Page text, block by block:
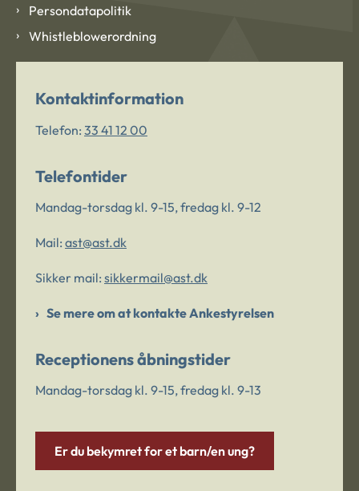
Persondatapolitik
Whistleblowerordning
Kontaktinformation
Telefon: 33 41 12 00
Telefontider
Mandag-torsdag kl. 9-15, fredag kl. 9-12
Mail: ast@ast.dk
Sikker mail: sikkermail@ast.dk
Se mere om at kontakte Ankestyrelsen
Receptionens åbningstider
Mandag-torsdag kl. 9-15, fredag kl. 9-13
Er du bekymret for et barn/en ung?